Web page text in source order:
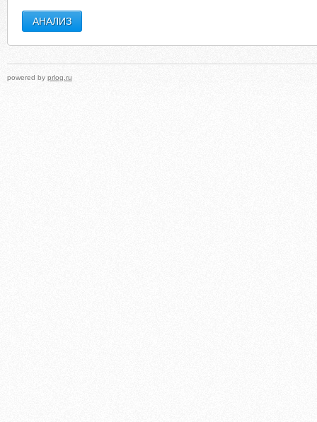
powered by prlog.ru